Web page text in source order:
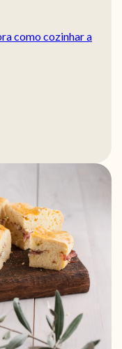
como cozinhar a